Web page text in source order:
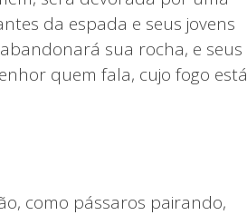
da espada e seus jovens
sua rocha, e seus
quem fala, cujo fogo está
como pássaros pairando,